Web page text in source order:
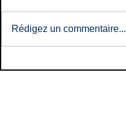
Rédigez un commentaire...